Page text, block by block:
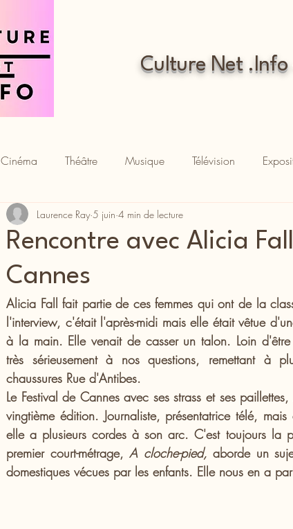
Culture Net
Cinéma Théâtre Musique Télévision
Gastronomie
Rencontre avec Alicia
Cannes
Laurence Ray 5 juin 4 min de lecture
Alicia Fall fait partie de ces femmes qui ont de la
l'interview, c'était l'après-midi mais elle était vêtue
à la main. Elle venait de casser un talon. Loin
très sérieusement à nos questions, remettant à
chaussures Rue d'Antibes.
Le Festival de Cannes avec ses strass et ses
vingtième édition. Journaliste, présentatrice télé,
elle a plusieurs cordes à son arc. C'est toujours la
premier court-métrage, A cloche-pied, aborde un
domestiques vécues par les enfants. Elle nous en a